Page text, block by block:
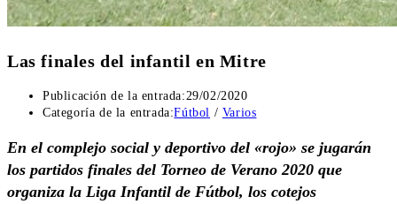
Las finales del infantil en Mitre
Publicación de la entrada:29/02/2020
Categoría de la entrada:Fútbol / Varios
En el complejo social y deportivo del «rojo» se jugarán
los partidos finales del Torneo de Verano 2020 que
organiza la Liga Infantil de Fútbol, los cotejos